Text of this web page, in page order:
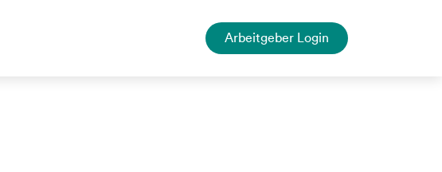
Arbeitgeber Login